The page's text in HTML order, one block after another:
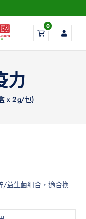
0
力
x 2g/包)
/益生菌組合，適合換